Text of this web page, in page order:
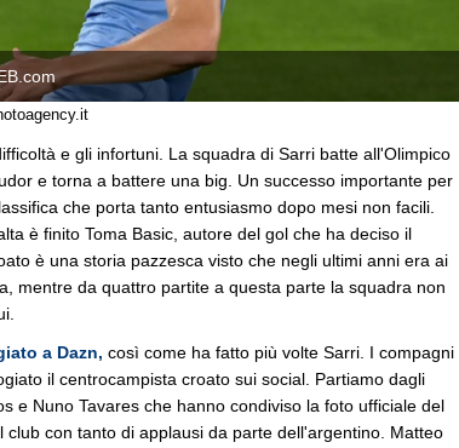
e gli infortuni. La squadra di Sarri batte all'Olimpico
e torna a battere una big. Un successo importante per
che porta tanto entusiasmo dopo mesi non facili.
è finito Toma Basic, autore del gol che ha deciso il
è una storia pazzesca visto che negli ultimi anni era ai
mentre da quattro partite a questa parte la squadra non
a Dazn, così come ha fatto più volte Sarri. I compagni
il centrocampista croato sui social. Partiamo dagli
e Nuno Tavares che hanno condiviso la foto ufficiale del
club con tanto di applausi da parte dell'argentino. Matteo